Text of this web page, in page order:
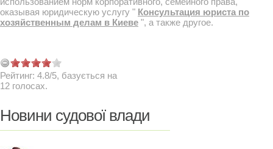
оказывая юридическую услугу " Консультация юриста по
хозяйственным делам в Киеве ", а также другое.
Рейтинг: 4.8/5, базується на
12 голосах.
Новини судової влади